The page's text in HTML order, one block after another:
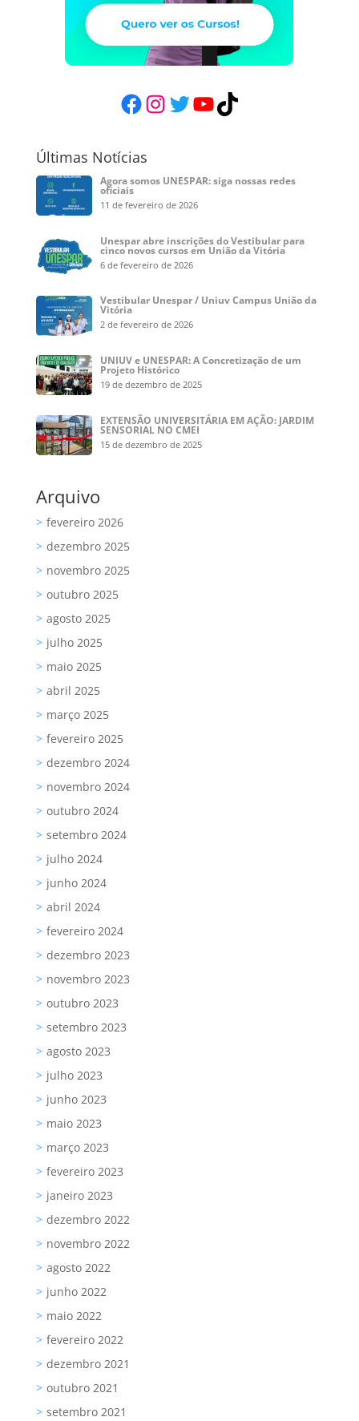
Facebook
Instagram
Twitter
YouTube
TikTok
Últimas Notícias
Agora somos UNESPAR: siga nossas redes
oficiais
11 de fevereiro de 2026
Unespar abre inscrições do Vestibular para
cinco novos cursos em União da Vitória
6 de fevereiro de 2026
Vestibular Unespar / Uniuv Campus União da
Vitória
2 de fevereiro de 2026
UNIUV e UNESPAR: A Concretização de um
Projeto Histórico
19 de dezembro de 2025
EXTENSÃO UNIVERSITÁRIA EM AÇÃO: JARDIM
SENSORIAL NO CMEI
15 de dezembro de 2025
Arquivo
fevereiro 2026
dezembro 2025
novembro 2025
outubro 2025
agosto 2025
julho 2025
maio 2025
abril 2025
março 2025
fevereiro 2025
dezembro 2024
novembro 2024
outubro 2024
setembro 2024
julho 2024
junho 2024
abril 2024
fevereiro 2024
dezembro 2023
novembro 2023
outubro 2023
setembro 2023
agosto 2023
julho 2023
junho 2023
maio 2023
março 2023
fevereiro 2023
janeiro 2023
dezembro 2022
novembro 2022
agosto 2022
junho 2022
maio 2022
fevereiro 2022
dezembro 2021
outubro 2021
setembro 2021